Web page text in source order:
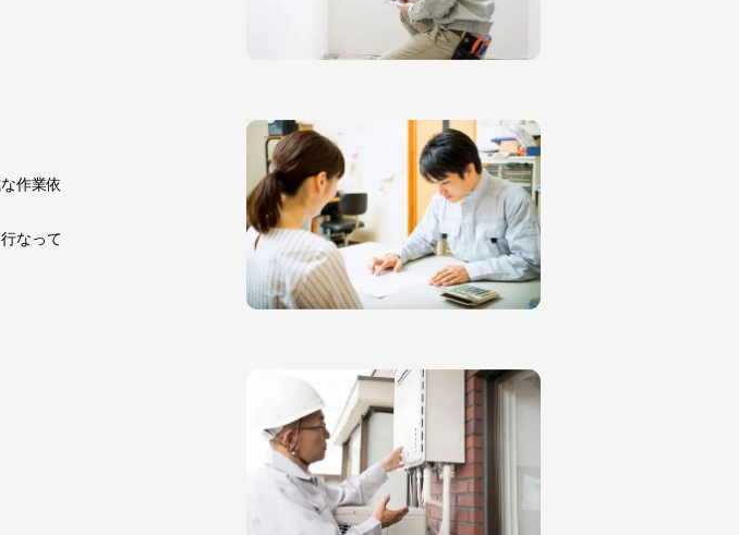
作業依
なって